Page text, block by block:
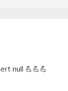
null 💪💪💪